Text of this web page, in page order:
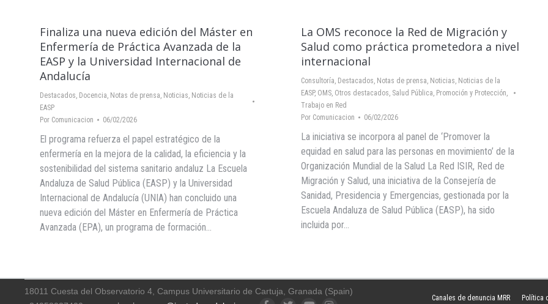
Finaliza una nueva edición del Máster en
Enfermería de Práctica Avanzada de la
EASP y la Universidad Internacional de
Andalucía
Destacados, Docencia, Notas de prensa, Noticias, Noticias de la
EASP
Por Comunicacion 06/02/2026
El programa refuerza el papel estratégico de la
enfermería en la mejora de la calidad, la eficiencia y la
sostenibilidad del sistema sanitario andaluz La Escuela
Andaluza de Salud Pública (EASP) y la Universidad
Internacional de Andalucía (UNIA) han concluido una
nueva edición del Máster en Enfermería de Práctica
Avanzada (EPA), un programa de formación…
La OMS reconoce la Red de Migración y
Salud como práctica prometedora a nivel
internacional
Consultoría, Destacados, Notas de prensa, Noticias, Noticias de la
EASP, OMS, Otros destacados, Salud Pública, Promoción y Protección,
Trabajo en Red
Por Comunicacion 06/02/2026
La iniciativa se incorpora al panel de ‘Promover la
equidad en salud para las personas en movimiento’ de la
Organización Mundial de la Salud La Red ISIR, Red de
Migración y Salud, una iniciativa de la Consejería de
Sanidad, Presidencia y Emergencias, gestionada por la
Escuela Andaluza de Salud Pública (EASP), ha sido
incluida por…
18011 Cuesta del Observatorio 4, Campus Universitario de Cartuja, Granada (Spain)
Canales de denuncia MRR Política